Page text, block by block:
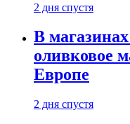
2 дня спустя
В
оливковое
Европе
2 дня спустя